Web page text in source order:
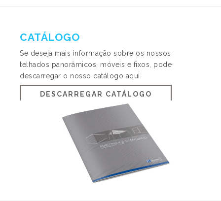
CATÁLOGO
Se deseja mais informação sobre os nossos
telhados panorâmicos, móveis e fixos, pode
descarregar o nosso catálogo aqui.
DESCARREGAR CATÁLOGO